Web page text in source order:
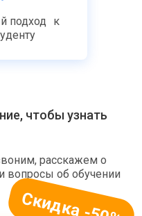
подход к
чтобы узнать
расскажем о
вопросы об обучении